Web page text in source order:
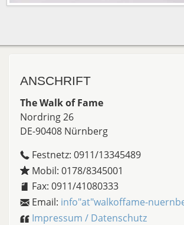
ANSCHRIFT
The Walk of Fame
Nordring 26
DE-90408 Nürnberg
Festnetz: 0911/13345489
Mobil: 0178/8345001
Fax: 0911/41080333
Email: info"at"walkoffame-
Impressum / Datenschutz